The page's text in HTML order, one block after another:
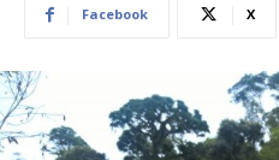
Facebook X